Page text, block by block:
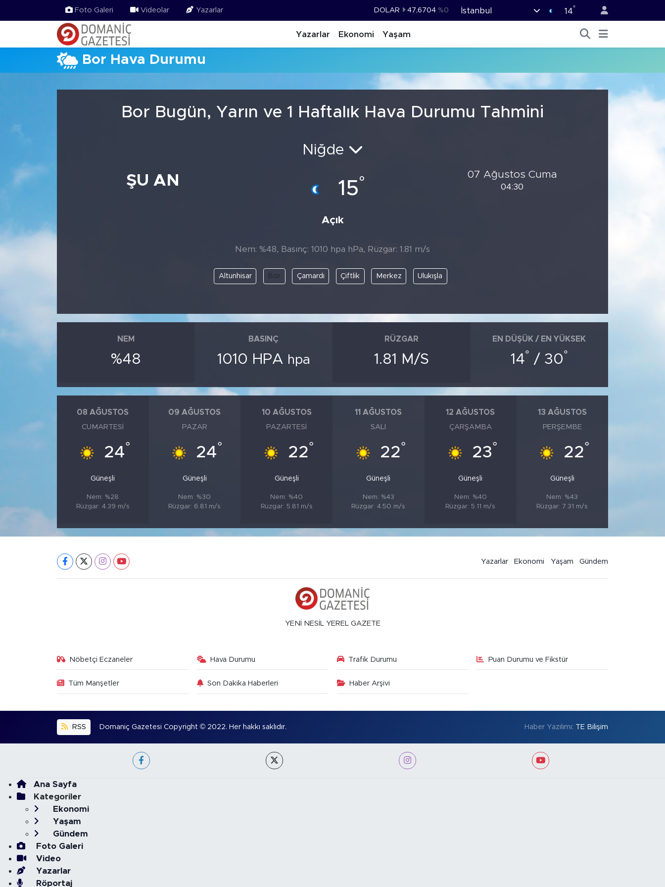
Foto Galeri Videolar Yazarlar DOLAR 47,6704 %0
STERLİN 64,2143 %0
BİST100 13.799
İstanbul 14°
Yazarlar Ekonomi Yaşam
Bor Hava Durumu
Bor Bugün, Yarın ve 1 Haftalık Hava Durumu Tahmini
ŞU AN
Niğde
15°
Açık
07 Ağustos Cuma
04:30
Nem: %48, Basınç: 1010 hpa hPa, Rüzgar: 1.81 m/s
Altunhisar Bor Çamardı Çiftlik Merkez Ulukışla
NEM
%48
BASINÇ
1010 HPA hpa
RÜZGAR
1.81 M/S
EN DÜŞÜK / EN YÜKSEK
14° / 30°
08 AĞUSTOS
CUMARTESI
24°
Güneşli
Nem: %28
Rüzgar: 4.39 m/s
09 AĞUSTOS
PAZAR
24°
Güneşli
Nem: %30
Rüzgar: 6.81 m/s
10 AĞUSTOS
PAZARTESI
22°
Güneşli
Nem: %40
Rüzgar: 5.81 m/s
11 AĞUSTOS
SALI
22°
Güneşli
Nem: %43
Rüzgar: 4.50 m/s
12 AĞUSTOS
ÇARŞAMBA
23°
Güneşli
Nem: %40
Rüzgar: 5.11 m/s
13 AĞUSTOS
PERŞEMBE
22°
Güneşli
Nem: %43
Rüzgar: 7.31 m/s
Yazarlar Ekonomi Yaşam Gündem
YENİ NESİL YEREL GAZETE
Nöbetçi Eczaneler Hava Durumu Trafik Durumu Puan Durumu ve Fikstür
Tüm Manşetler Son Dakika Haberleri Haber Arşivi
RSS Domaniç Gazetesi Copyright © 2022. Her hakkı saklıdır. Haber Yazılımı: TE Bilişim
Ana Sayfa
Kategoriler
Ekonomi
Yaşam
Gündem
Foto Galeri
Video
Yazarlar
Röportaj